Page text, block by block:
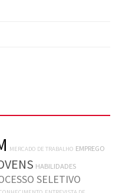
MERCADO DE TRABALHO EMPREGO
HABILIDADES
SELETIVO